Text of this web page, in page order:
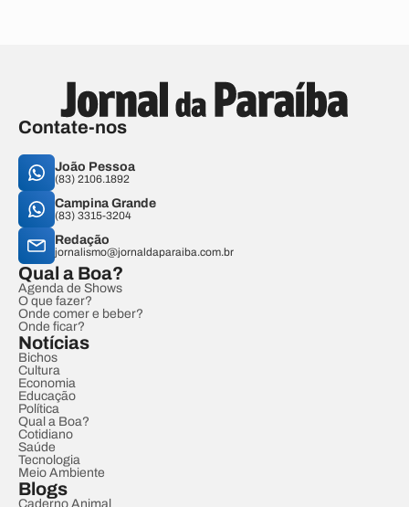
Contate-nos
João Pessoa
(83) 2106.1892
Campina Grande
(83) 3315-3204
Redação
jornalismo@jornaldaparaiba.com.br
Qual a Boa?
Agenda de Shows
O que fazer?
Onde comer e beber?
Onde ficar?
Notícias
Bichos
Cultura
Economia
Educação
Política
Qual a Boa?
Cotidiano
Saúde
Tecnologia
Meio Ambiente
Blogs
Caderno Animal